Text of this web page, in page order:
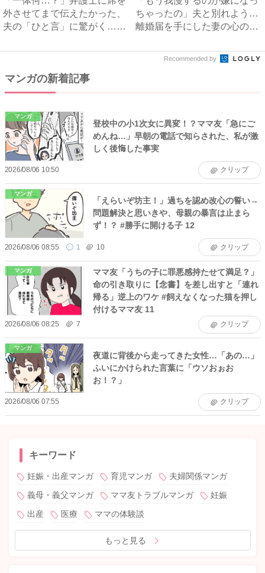
外させてまで伝えたかった、
夫の「ひと言」に驚がく…
ちゃったの」夫と別れよう…
離婚届を手にした妻の心のう
Recommended by
マンガの新着記事
マンガ
登校中の小1次女に異変！？ママ友「急にご
めんね…」早朝の電話で知らされた、私が激
しく後悔した事実
2026/08/06 10:50 クリップ
マンガ
「えらいぞ坊主！」過ちを認め改心の誓い→
問題解決と思いきや、母親の暴言は止まら
ず！？ #勝手に開ける子 12
2026/08/06 08:55 1 10 クリップ
マンガ
ママ友「うちの子に罪悪感持たせて満足？」
命の引き取りに【念書】を差し出すと「連れ
帰る」逆上のワケ #飼えなくなった猫を押し
付けるママ友 11
2026/08/06 08:25 7 クリップ
マンガ
夜道に背後から走ってきた女性…「あの…」
ふいにかけられた言葉に「ウソおぉお
お！？」
2026/08/06 07:55 クリップ
キーワード
妊娠・出産マンガ 育児マンガ
夫婦関係マンガ
義母・義父マンガ
ママ友トラブルマンガ
妊娠
出産
医療 ママの体験談
もっと見る